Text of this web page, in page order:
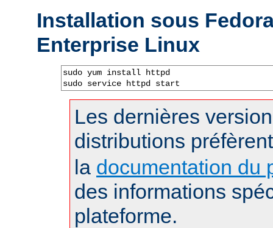
Installation sous
Enterprise Linux
sudo yum install httpd
sudo service httpd start
Les dernières
distributions
la documentation du
des informations
plateforme.